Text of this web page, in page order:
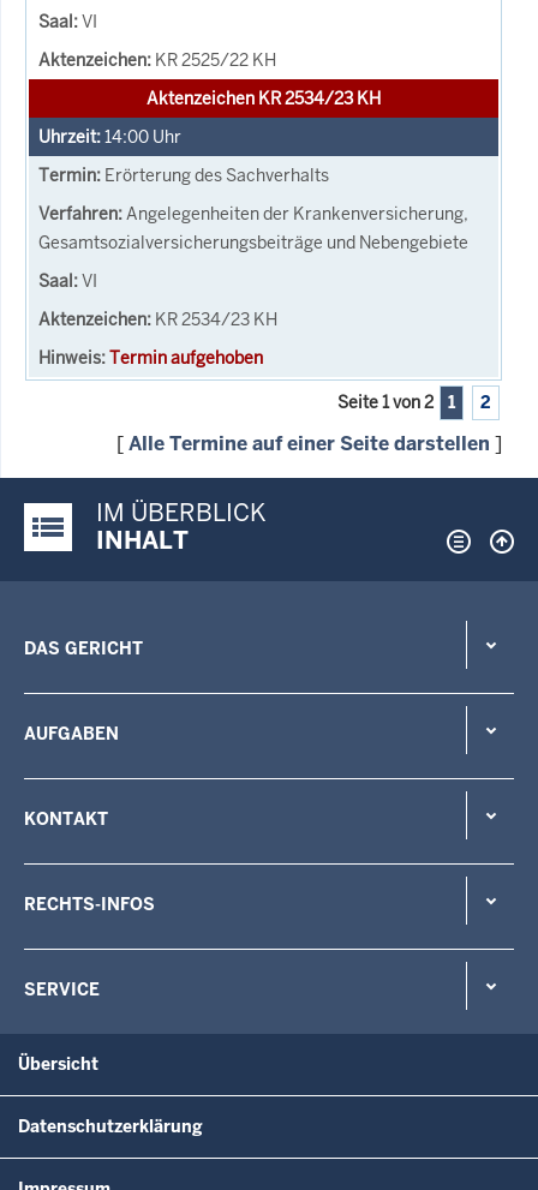
VI
KR 2525/22 KH
Aktenzeichen KR 2534/23 KH
14:00 Uhr
Erörterung des Sachverhalts
Angelegenheiten der Krankenversicherung,
Gesamtsozialversicherungsbeiträge und Nebengebiete
VI
KR 2534/23 KH
Termin aufgehoben
Seite 1 von 2 1 2
[Alle Termine auf einer Seite darstellen ]
Justiz-Portal im Überblick:
IM ÜBERBLICK
INHALT
DAS GERICHT
AUFGABEN
KONTAKT
RECHTS-INFOS
SERVICE
Übersicht
Datenschutzerklärung